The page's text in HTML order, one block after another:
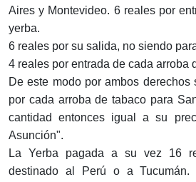
Aires y Montevideo. 6 reales por
yerba.
6 reales por su salida, no siendo
4 reales por entrada de cada arroba
De este modo por ambos
por cada arroba de tabaco para
cantidad entonces igual a su
Asunción".
La Yerba pagada a su vez 16
destinado al Perú o a